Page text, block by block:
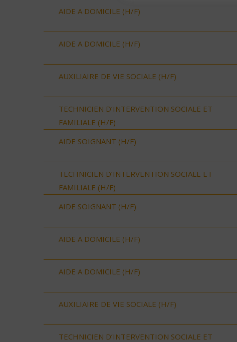
AIDE A DOMICILE (H/F)
AIDE A DOMICILE (H/F)
AUXILIAIRE DE VIE SOCIALE (H/F)
TECHNICIEN D’INTERVENTION SOCIALE ET
FAMILIALE (H/F)
AIDE SOIGNANT (H/F)
TECHNICIEN D’INTERVENTION SOCIALE ET
FAMILIALE (H/F)
AIDE SOIGNANT (H/F)
AIDE A DOMICILE (H/F)
AIDE A DOMICILE (H/F)
AUXILIAIRE DE VIE SOCIALE (H/F)
TECHNICIEN D’INTERVENTION SOCIALE ET